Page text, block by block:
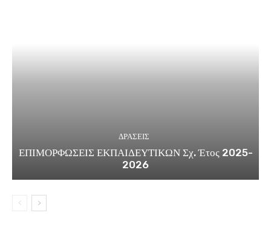
ΔΡΑΣΕΙΣ
ΕΠΙΜΟΡΦΩΣΕΙΣ ΕΚΠΑΙΔΕΥΤΙΚΩΝ Σχ. Έτος 2025-
2026